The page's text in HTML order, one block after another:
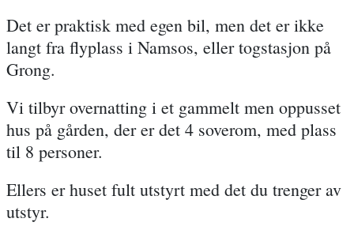
Det er praktisk med egen bil, men det er ikke
langt fra flyplass i Namsos, eller togstasjon på
Grong.
Vi tilbyr overnatting i et gammelt men oppusset
hus på gården, der er det 4 soverom, med plass
til 8 personer.
Ellers er huset fult utstyrt med det du trenger av
utstyr.